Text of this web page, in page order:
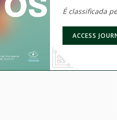
É classificada
ACCESS